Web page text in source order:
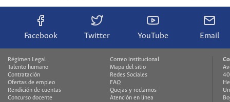
Facebook Twitter YouTube Email
Régimen Legal
Talento humano
Contratación
Ofertas de empleo
Rendición de cuentas
Concurso docente
Correo institucional
Mapa del sitio
Redes Sociales
FAQ
Quejas y reclamos
Atención en línea